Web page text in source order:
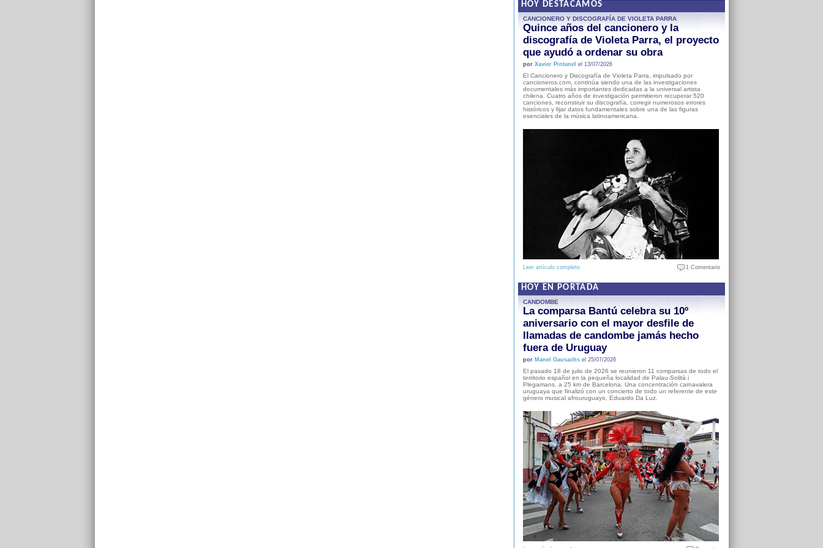
HOY DESTACAMOS
CANCIONERO Y DISCOGRAFÍA DE VIOLETA PARRA
Quince años del cancionero y la
discografía de Violeta Parra, el proyecto
que ayudó a ordenar su obra
por Xavier Pintanel el 13/07/2026
El Cancionero y Discografía de Violeta Parra, impulsado por
cancioneros.com, continúa siendo una de las investigaciones
documentales más importantes dedicadas a la universal artista
chilena. Cuatro años de investigación permitieron recuperar 520
canciones, reconstruir su discografía, corregir numerosos errores
históricos y fijar datos fundamentales sobre una de las figuras
esenciales de la música latinoamericana.
Leer artículo completo 1 Comentario
HOY EN PORTADA
CANDOMBE
La comparsa Bantú celebra su 10º
aniversario con el mayor desfile de
llamadas de candombe jamás hecho
fuera de Uruguay
por Manel Gausachsel 25/07/2026
El pasado 18 de julio de 2026 se reunieron 11 comparsas de todo el
territorio español en la pequeña localidad de Palau-Solità i
Plegamans, a 25 km de Barcelona. Una concentración carnavalera
uruguaya que finalizó con un concierto de todo un referente de este
género musical afrouruguayo, Eduardo Da Luz.